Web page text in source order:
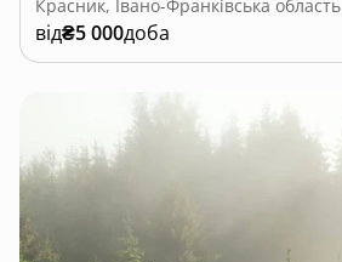
Красник, Івано-Франківська область
від₴5 000доба